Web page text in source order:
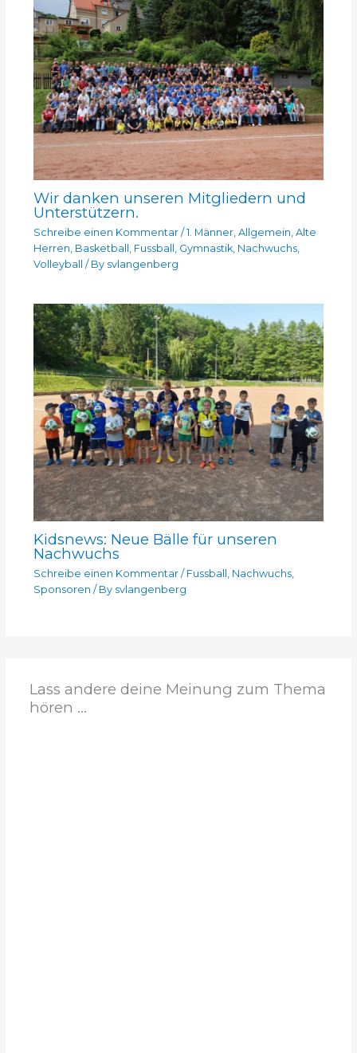
Wir danken unseren Mitgliedern und
Unterstützern.
Schreibe einen Kommentar / 1. Männer, Allgemein Alte
Herren Basketball Fussball Gymnastik, Nachwuchs,
Volleyball
/ By svlangenberg
Kidsnews: Neue Bälle für unseren
Nachwuchs
Schreibe einen Kommentar / Fussball , Nachwuchs,
Sponsoren / By svlangenberg
Lass andere deine Meinung zum Thema
hören ...